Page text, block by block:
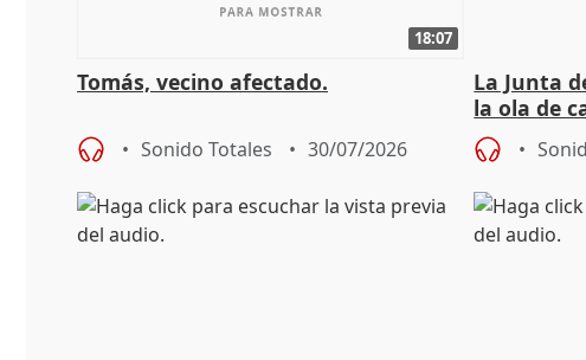
18:07
Tomás, vecino afectado.
Sonido Totales 30/07/2026
La Junta
la ola de